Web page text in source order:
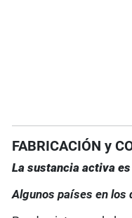
FABRICACIÓN y
La sustancia activa
Algunos países en